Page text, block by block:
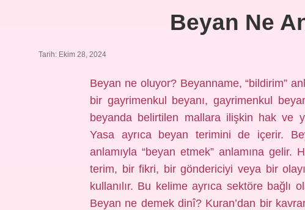
Beyan Ne
Tarih: Ekim 28, 2024
Beyan ne oluyor? Beyanname, “bildirim”
bir gayrimenkul beyanı, gayrimenkul
beyanda belirtilen mallara ilişkin hak ve
Yasa ayrıca beyan terimini de içerir.
anlamıyla “beyan etmek” anlamına gelir.
terim, bir fikri, bir göndericiyi veya bir
kullanılır. Bu kelime ayrıca sektöre bağlı
Beyan ne demek dinî? Kuran’dan bir